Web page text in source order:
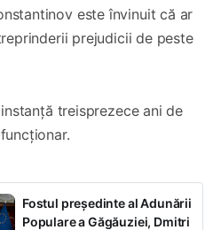
este învinuit că ar
prejudicii de peste
treisprezece ani de
Fostul președinte al Adunării
Populare a Găgăuziei, Dmitri